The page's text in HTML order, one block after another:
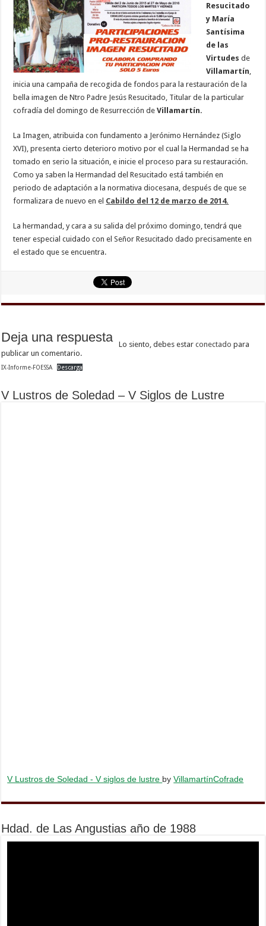
Resucitado
y María
Santísima
de las
Virtudesde
Villamartín
inicia una campaña de recogida de fondos para la restauración de la
bella imagen de Ntro Padre Jesús Resucitado, Titular de la particular
cofradía del domingo de Resurrección deVillamartín.
La Imagen, atribuida con fundamento a Jerónimo Hernández (Siglo
XVI), presenta cierto deterioro motivo por el cual la Hermandad se ha
tomado en serio la situación, e inicie el proceso para su restauración.
Como ya saben la Hermandad del Resucitado está también en
periodo de adaptación a la normativa diocesana, después de que se
formalizara de nuevo en el Cabildo del 12 de marzo de 2014.
La hermandad, y cara a su salida del próximo domingo, tendrá que
tener especial cuidado con el Señor Resucitado dado precisamente en
el estado que se encuentra.
Deja una respuesta Lo siento, debes estarconectado para
publicar un comentario.
IX-Informe-FOESSA Descarga
V Lustros de Soledad – V Siglos de Lustre
V Lustros de Soledad - V siglos de lustre byVillamartínCofrade
Hdad. de Las Angustias año de 1988